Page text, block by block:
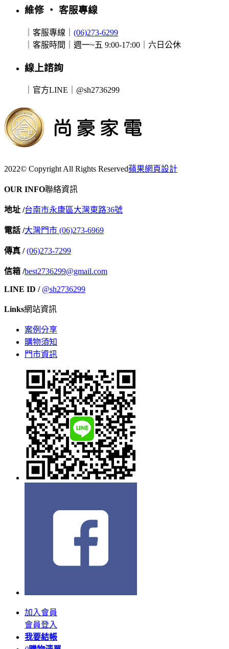
維修 ‧ 客服專線
｜客服專線｜ (06)273-6299
｜客服時間｜週一~五 9:00-17:00｜六日公休
線上諮詢
｜官方LINE｜@sh2736299
2022© Copyright All Rights Reserved蘋果網頁設計
OUR INFO聯絡資訊
地址 /台南市永康區大灣東路36號
電話 /大灣門市 (06)273-6969
傳真 /(06)273-7299
信箱 /best2736299@gmail.com
LINE ID / @sh2736299
Links網站資訊
案例分享
購物須知
門市資訊
加入會員
會員登入
我要結帳